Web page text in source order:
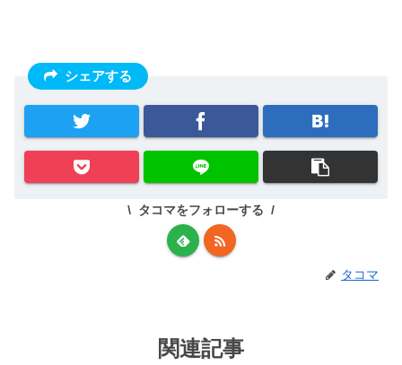
シェアする
タコマをフォローする
タコマ
関連記事